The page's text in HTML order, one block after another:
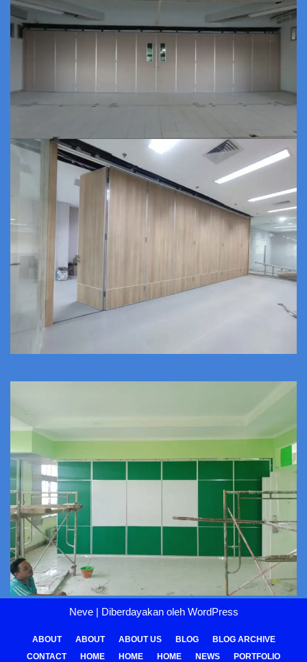
Neve| Diberdayakan oleh WordPress
ABOUT ABOUT ABOUT US BLOG
BLOG ARCHIVE
CONTACT
HOME HOME HOME NEWS PORTFOLIO